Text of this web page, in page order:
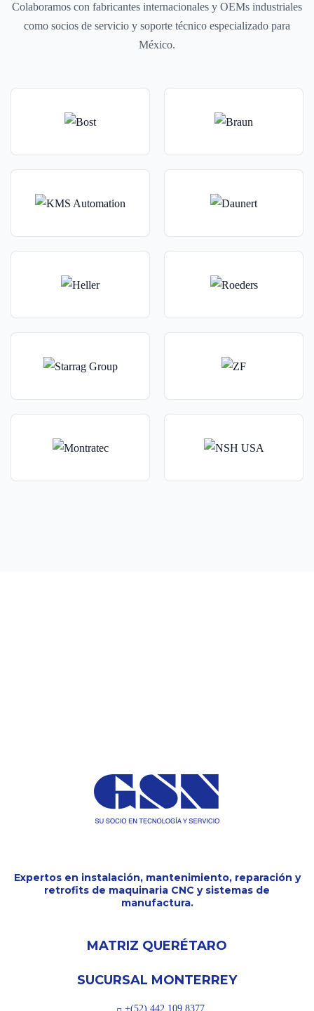
Colaboramos con fabricantes internacionales y OEMs industriales
como socios de servicio y soporte técnico especializado para
México.
Expertos en instalación, mantenimiento, reparación y
retrofits de maquinaria CNC y sistemas de
manufactura.
MATRIZ QUERÉTARO
SUCURSAL MONTERREY
+(52) 442 109 8377